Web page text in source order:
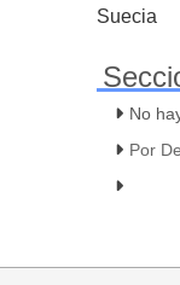
Suecia
No
Por